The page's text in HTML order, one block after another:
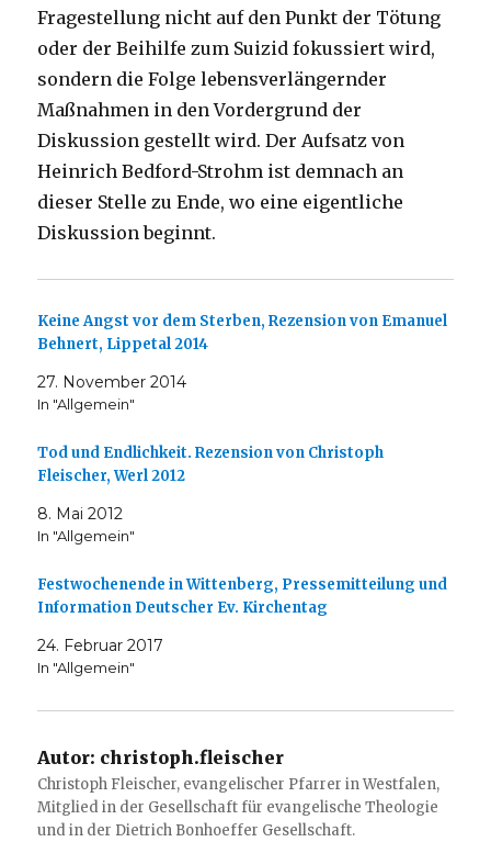
Fragestellung nicht auf den Punkt der Tötung
oder der Beihilfe zum Suizid fokussiert wird,
sondern die Folge lebensverlängernder
Maßnahmen in den Vordergrund der
Diskussion gestellt wird. Der Aufsatz von
Heinrich Bedford-Strohm ist demnach an
dieser Stelle zu Ende, wo eine eigentliche
Diskussion beginnt.
Keine Angst vor dem Sterben, Rezension von Emanuel
Behnert, Lippetal 2014
27. November 2014
In "Allgemein"
Tod und Endlichkeit. Rezension von Christoph
Fleischer, Werl 2012
8. Mai 2012
In "Allgemein"
Festwochenende in Wittenberg, Pressemitteilung und
Information Deutscher Ev. Kirchentag
24. Februar 2017
In "Allgemein"
Autor: christoph.fleischer
Christoph Fleischer, evangelischer Pfarrer in Westfalen,
Mitglied in der Gesellschaft für evangelische Theologie
und in der Dietrich Bonhoeffer Gesellschaft.